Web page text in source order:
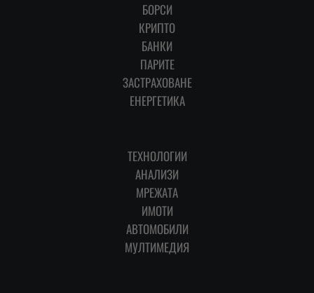
БОРСИ
КРИПТО
БАНКИ
ПАРИТЕ
ЗАСТРАХОВАНЕ
ЕНЕРГЕТИКА
ТЕХНОЛОГИИ
АНАЛИЗИ
МРЕЖАТА
ИМОТИ
АВТОМОБИЛИ
МУЛТИМЕДИЯ